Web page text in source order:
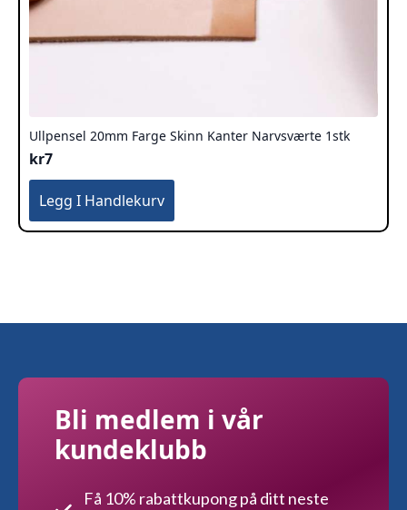
Ullpensel 20mm Farge Skinn Kanter Narvsværte 1stk
kr7
Legg I Handlekurv
Bli medlem i vår
kundeklubb
Få 10% rabattkupong på ditt neste